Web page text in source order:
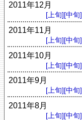
2011年12月
[上旬][中旬]
2011年11月
[上旬][中旬]
2011年10月
[上旬][中旬]
2011年9月
[上旬][中旬]
2011年8月
[上旬][中旬]